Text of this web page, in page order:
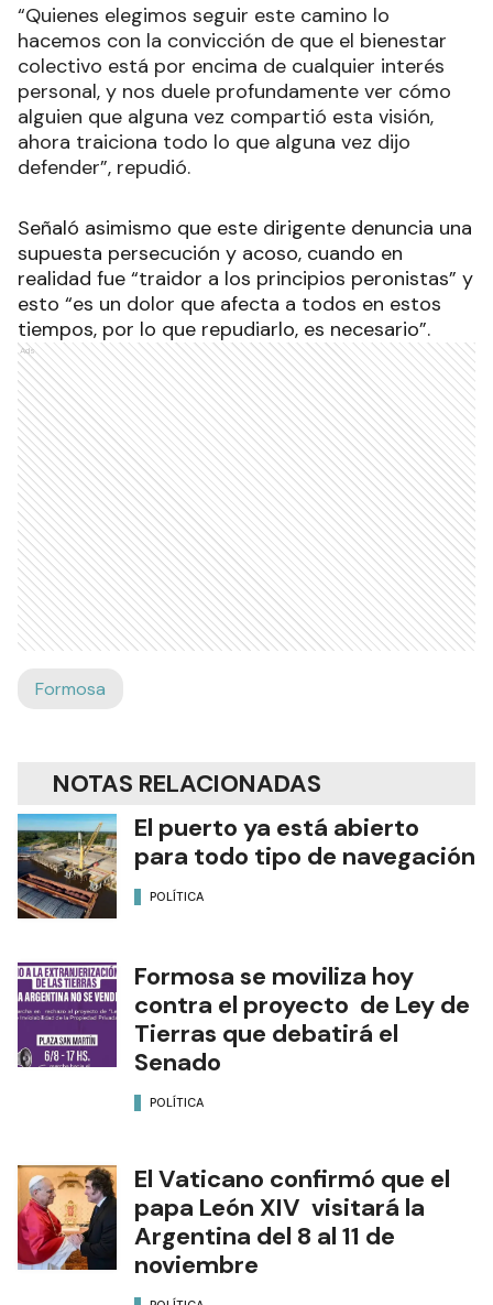
“Quienes elegimos seguir este camino lo
hacemos con la convicción de que el bienestar
colectivo está por encima de cualquier interés
personal, y nos duele profundamente ver cómo
alguien que alguna vez compartió esta visión,
ahora traiciona todo lo que alguna vez dijo
defender”, repudió.
Señaló asimismo que este dirigente denuncia una
supuesta persecución y acoso, cuando en
realidad fue “traidor a los principios peronistas” y
esto “es un dolor que afecta a todos en estos
tiempos, por lo que repudiarlo, es necesario”.
Ads
Formosa
NOTAS RELACIONADAS
El puerto ya está abierto
para todo tipo de navegación
POLÍTICA
Formosa se moviliza hoy
contra el proyecto de Ley de
Tierras que debatirá el
Senado
POLÍTICA
El Vaticano confirmó que el
papa León XIV visitará la
Argentina del 8 al 11 de
noviembre